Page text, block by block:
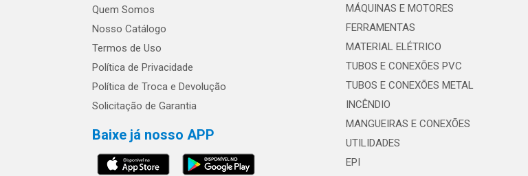
Quem Somos
Nosso Catálogo
Termos de Uso
Política de Privacidade
Política de Troca e Devolução
Solicitação de Garantia
Baixe já nosso APP
MÁQUINAS E MOTORES
FERRAMENTAS
MATERIAL ELÉTRICO
TUBOS E CONEXÕES PVC
TUBOS E CONEXÕES METAL
INCÊNDIO
MANGUEIRAS E CONEXÕES
UTILIDADES
EPI